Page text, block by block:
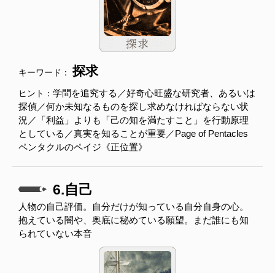
キーワード： 探求
ヒント： 学問を追究する／好奇心旺盛な研究者、あるいは
探偵／何か未知なるものを探し求めなければならない状
況／「利益」よりも「己の知を満たすこと」を行動原理
としている／真実を知ることが重要／Page of Pentacles
ペンタクルのペイジ《正位置》
6.自己
人物の自己評価。自分だけが知っている自分自身の心。
抱えている闇や、奥底に秘めている願望。まだ誰にも知
られていない本音